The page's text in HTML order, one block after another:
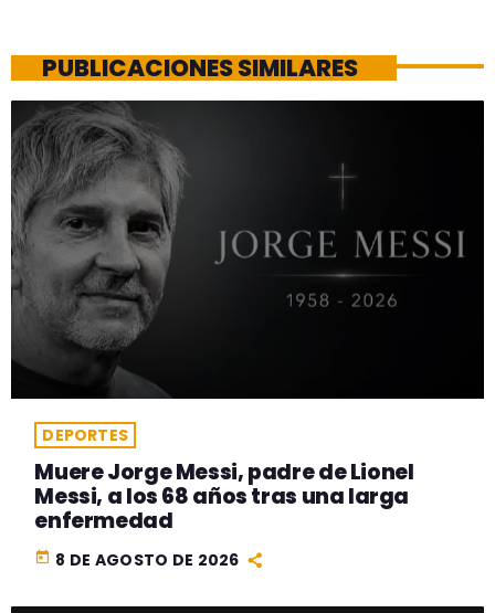
PUBLICACIONES SIMILARES
DEPORTES
Muere Jorge Messi, padre de Lionel
Messi, a los 68 años tras una larga
enfermedad
today 8 DE AGOSTO DE 2026